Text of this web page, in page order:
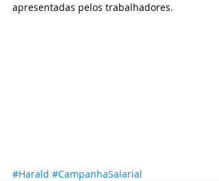
apresentadas pelos trabalhadores.
#Harald #CampanhaSalarial